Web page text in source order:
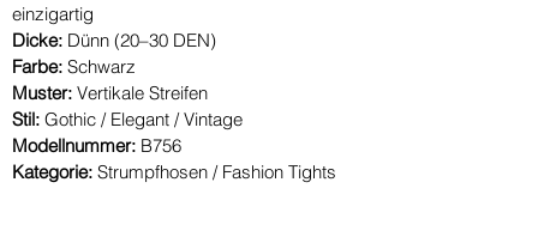
einzigartig
Dicke: Dünn (20–30 DEN)
Farbe: Schwarz
Muster: Vertikale Streifen
Stil: Gothic / Elegant / Vintage
Modellnummer: B756
Kategorie: Strumpfhosen / Fashion Tights